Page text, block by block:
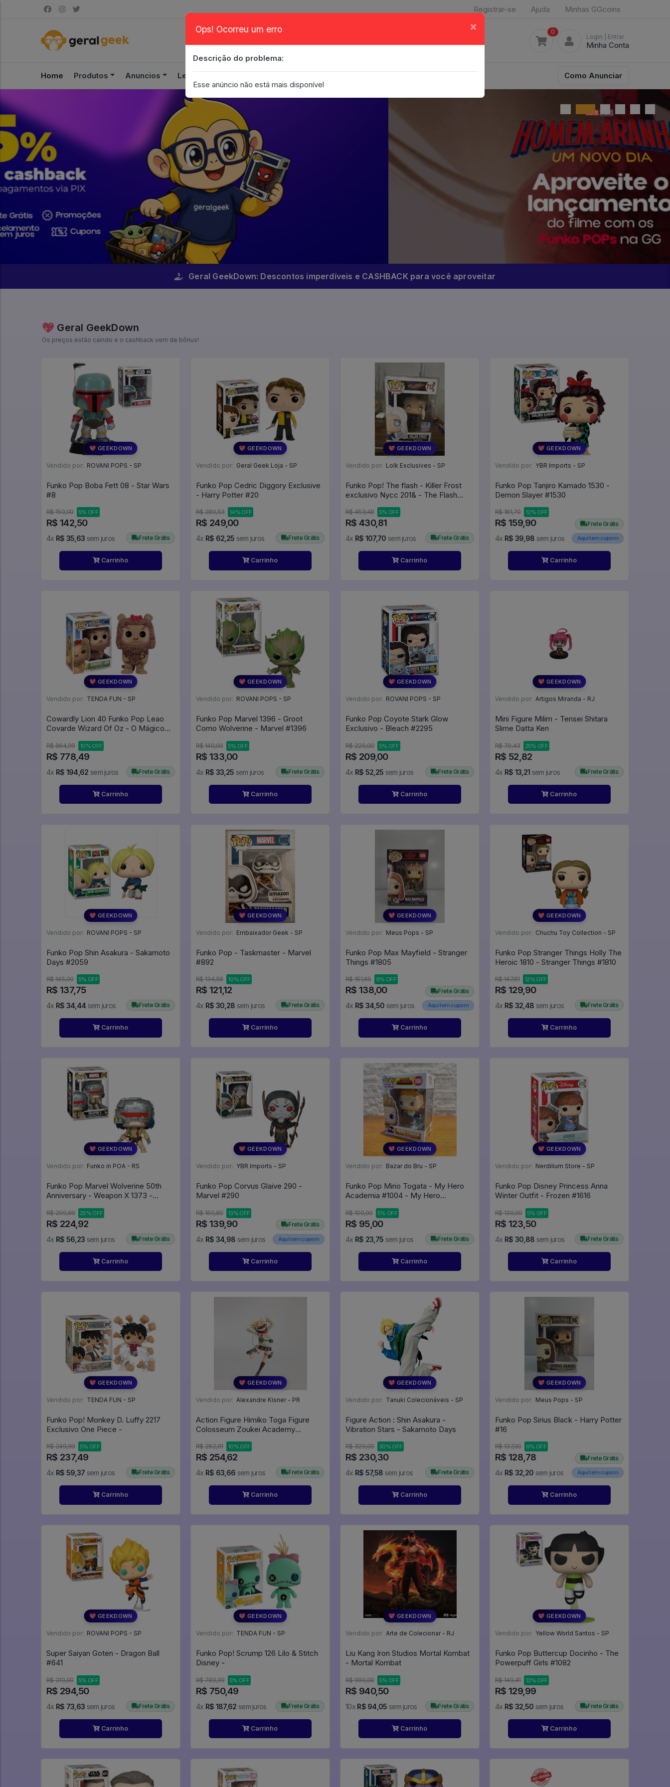
Registrar-se Ajuda Minhas GGcoins
0
Login | Entrar
Minha Conta
Home Produtos Anuncios Leilão Como Anunciar
Geral GeekDown: Descontos imperdíveis e CASHBACK para você aproveitar
💖 Geral GeekDown
Os preços estão caindo e o cashback vem de bônus!
💖 GEEKDOWN
Vendido por: ROVANI POPS - SP
Funko Pop Boba Fett 08 - Star Wars
#8
R$ 150,00 5% OFF
R$ 142,50
4x R$ 35,63 sem juros Frete Grátis
Carrinho
💖 GEEKDOWN
Vendido por: Geral Geek Loja - SP
Funko Pop Cedric Diggory Exclusive
- Harry Potter #20
R$ 289,53 14% OFF
R$ 249,00
4x R$ 62,25 sem juros Frete Grátis
Carrinho
💖 GEEKDOWN
Vendido por: Lolk Exclusives - SP
Funko Pop! The flash - Killer Frost
exclusivo Nycc 201& - The Flash
R$ 453,48 5% OFF
R$ 430,81
4x R$ 107,70 sem juros Frete Grátis
Carrinho
💖 GEEKDOWN
Vendido por: YBR Imports - SP
Funko Pop Tanjiro Kamado 1530 -
Demon Slayer #1530
R$ 181,70 12% OFF
R$ 159,90
4x R$ 39,98 sem juros
Frete Grátis
Aqui tem cupom
Carrinho
💖 GEEKDOWN
Vendido por: TENDA FUN - SP
Cowardly Lion 40 Funko Pop Leao
Covarde Wizard Of Oz - O Mágico
R$ 864,99 10% OFF
R$ 778,49
4x R$ 194,62 sem juros Frete Grátis
Carrinho
💖 GEEKDOWN
Vendido por: ROVANI POPS - SP
Funko Pop Marvel 1396 - Groot
Como Wolverine - Marvel #1396
R$ 140,00 5% OFF
R$ 133,00
4x R$ 33,25 sem juros Frete Grátis
Carrinho
💖 GEEKDOWN
Vendido por: ROVANI POPS - SP
Funko Pop Coyote Stark Glow
Exclusivo - Bleach #2295
R$ 220,00 5% OFF
R$ 209,00
4x R$ 52,25 sem juros Frete Grátis
Carrinho
💖 GEEKDOWN
Vendido por: Artigos Miranda - RJ
Mini Figure Milim - Tensei Shitara
Slime Datta Ken
R$ 70,43 25% OFF
R$ 52,82
4x R$ 13,21 sem juros Frete Grátis
Carrinho
💖 GEEKDOWN
Vendido por: ROVANI POPS - SP
Funko Pop Shin Asakura - Sakamoto
Days #2059
R$ 145,00 5% OFF
R$ 137,75
4x R$ 34,44 sem juros Frete Grátis
Carrinho
💖 GEEKDOWN
Vendido por: Embaixador Geek - SP
Funko Pop - Taskmaster - Marvel
#892
R$ 134,58 10% OFF
R$ 121,12
4x R$ 30,28 sem juros Frete Grátis
Carrinho
💖 GEEKDOWN
Vendido por: Meus Pops - SP
Funko Pop Max Mayfield - Stranger
Things #1805
R$ 151,65 9% OFF
R$ 138,00
4x R$ 34,50 sem juros
Frete Grátis
Aqui tem cupom
Carrinho
💖 GEEKDOWN
Vendido por: Chuchu Toy Collection - SP
Funko Pop Stranger Things Holly The
Heroic 1810 - Stranger Things #1810
R$ 147,61 12% OFF
R$ 129,90
4x R$ 32,48 sem juros Frete Grátis
Carrinho
💖 GEEKDOWN
Vendido por: Funko in POA - RS
Funko Pop Marvel Wolverine 50th
Anniversary - Weapon X 1373 -
R$ 299,89 25% OFF
R$ 224,92
4x R$ 56,23 sem juros Frete Grátis
Carrinho
💖 GEEKDOWN
Vendido por: YBR Imports - SP
Funko Pop Corvus Glaive 290 -
Marvel #290
R$ 160,80 13% OFF
R$ 139,90
4x R$ 34,98 sem juros
Frete Grátis
Aqui tem cupom
Carrinho
💖 GEEKDOWN
Vendido por: Bazar do Bru - SP
Funko Pop Mirio Togata - My Hero
Academia #1004 - My Hero
R$ 100,00 5% OFF
R$ 95,00
4x R$ 23,75 sem juros Frete Grátis
Carrinho
💖 GEEKDOWN
Vendido por: Nerdilium Store - SP
Funko Pop Disney Princess Anna
Winter Outfit - Frozen #1616
R$ 130,00 5% OFF
R$ 123,50
4x R$ 30,88 sem juros Frete Grátis
Carrinho
💖 GEEKDOWN
Vendido por: TENDA FUN - SP
Funko Pop! Monkey D. Luffy 2217
Exclusivo One Piece -
R$ 249,99 5% OFF
R$ 237,49
4x R$ 59,37 sem juros Frete Grátis
Carrinho
💖 GEEKDOWN
Vendido por: Alexandre Kisner - PR
Action Figure Himiko Toga Figure
Colosseum Zoukei Academy
R$ 282,91 10% OFF
R$ 254,62
4x R$ 63,66 sem juros Frete Grátis
Carrinho
💖 GEEKDOWN
Vendido por: Tanuki Colecionáveis - SP
Figure Action : Shin Asakura -
Vibration Stars - Sakamoto Days
R$ 329,00 30% OFF
R$ 230,30
4x R$ 57,58 sem juros Frete Grátis
Carrinho
💖 GEEKDOWN
Vendido por: Meus Pops - SP
Funko Pop Sirius Black - Harry Potter
#16
R$ 137,00 6% OFF
R$ 128,78
4x R$ 32,20 sem juros
Frete Grátis
Aqui tem cupom
Carrinho
💖 GEEKDOWN
Vendido por: ROVANI POPS - SP
Super Saiyan Goten - Dragon Ball
#641
R$ 310,00 5% OFF
R$ 294,50
4x R$ 73,63 sem juros Frete Grátis
Carrinho
💖 GEEKDOWN
Vendido por: TENDA FUN - SP
Funko Pop! Scrump 126 Lilo & Stitch
Disney -
R$ 789,99 5% OFF
R$ 750,49
4x R$ 187,62 sem juros Frete Grátis
Carrinho
💖 GEEKDOWN
Vendido por: Arte de Colecionar - RJ
Liu Kang Iron Studios Mortal Kombat
- Mortal Kombat
R$ 990,00 5% OFF
R$ 940,50
10x R$ 94,05 sem juros Frete Grátis
Carrinho
💖 GEEKDOWN
Vendido por: Yellow World Santos - SP
Funko Pop Buttercup Docinho - The
Powerpuff Girls #1082
R$ 149,41 13% OFF
R$ 129,99
4x R$ 32,50 sem juros Frete Grátis
Carrinho
Ops! Ocorreu um erro ×
Descrição do problema:
Esse anúncio não está mais disponível